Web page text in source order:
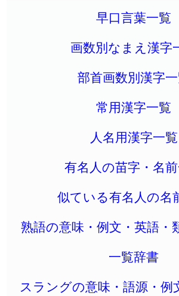
早口言葉一覧
画数別なまえ漢字
部首画数別漢字
常用漢字一覧
人名用漢字一覧
有名人の苗字・名
似ている有名人の名
熟語の意味・例文・英語・
一覧辞書
スラングの意味・語源・例